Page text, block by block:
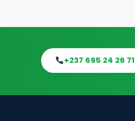
+237 695 24 26 71